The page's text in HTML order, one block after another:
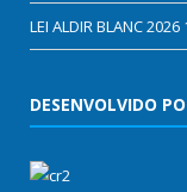
LEI ALDIR BLANC 2026
DESENVOLVIDO